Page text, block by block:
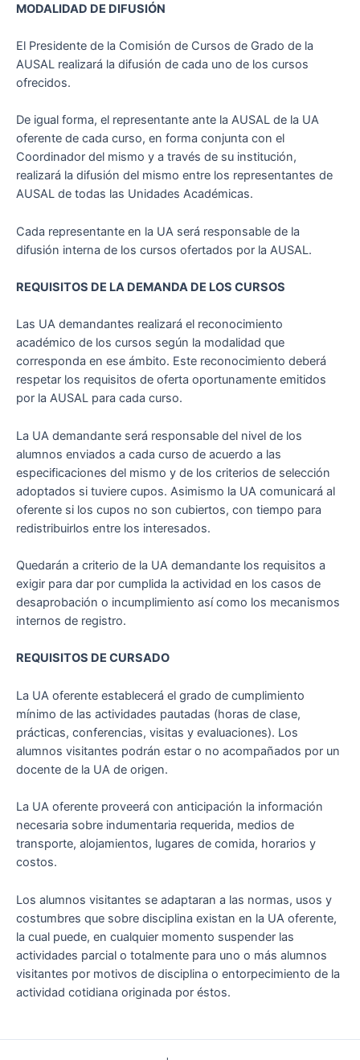
MODALIDAD DE DIFUSIÓN
El Presidente de la Comisión de Cursos de Grado de la
AUSAL realizará la difusión de cada uno de los cursos
ofrecidos.
De igual forma, el representante ante la AUSAL de la UA
oferente de cada curso, en forma conjunta con el
Coordinador del mismo y a través de su institución,
realizará la difusión del mismo entre los representantes de
AUSAL de todas las Unidades Académicas.
Cada representante en la UA será responsable de la
difusión interna de los cursos ofertados por la AUSAL.
REQUISITOS DE LA DEMANDA DE LOS CURSOS
Las UA demandantes realizará el reconocimiento
académico de los cursos según la modalidad que
corresponda en ese ámbito. Este reconocimiento deberá
respetar los requisitos de oferta oportunamente emitidos
por la AUSAL para cada curso.
La UA demandante será responsable del nivel de los
alumnos enviados a cada curso de acuerdo a las
especificaciones del mismo y de los criterios de selección
adoptados si tuviere cupos. Asimismo la UA comunicará al
oferente si los cupos no son cubiertos, con tiempo para
redistribuirlos entre los interesados.
Quedarán a criterio de la UA demandante los requisitos a
exigir para dar por cumplida la actividad en los casos de
desaprobación o incumplimiento así como los mecanismos
internos de registro.
REQUISITOS DE CURSADO
La UA oferente establecerá el grado de cumplimiento
mínimo de las actividades pautadas (horas de clase,
prácticas, conferencias, visitas y evaluaciones). Los
alumnos visitantes podrán estar o no acompañados por un
docente de la UA de origen.
La UA oferente proveerá con anticipación la información
necesaria sobre indumentaria requerida, medios de
transporte, alojamientos, lugares de comida, horarios y
costos.
Los alumnos visitantes se adaptaran a las normas, usos y
costumbres que sobre disciplina existan en la UA oferente,
la cual puede, en cualquier momento suspender las
actividades parcial o totalmente para uno o más alumnos
visitantes por motivos de disciplina o entorpecimiento de la
actividad cotidiana originada por éstos.